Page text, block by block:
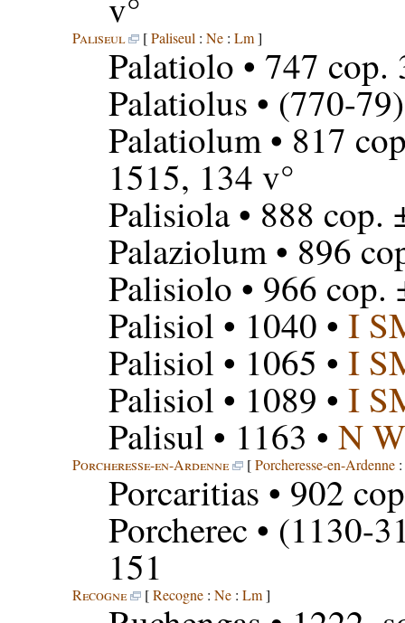
Paliseul [Paliseul : Ne: Lm]
Palatiolo • 747 cop.
Palatiolus • (770-
Palatiolum• 817
1515, 134 v°
Palisiola• 888 cop.
Palaziolum• 896
Palisiolo • 966 cop.
Palisiol • 1040 • I
Palisiol • 1065 • I
Palisiol • 1089 • I
Palisul • 1163 • N W
Porcheresse-en-Ardenne [Porcheresse-en-Ardenne:
Porcaritias • 902
Porcherec • (1130-
151
Recogne [Recogne: Ne: Lm]